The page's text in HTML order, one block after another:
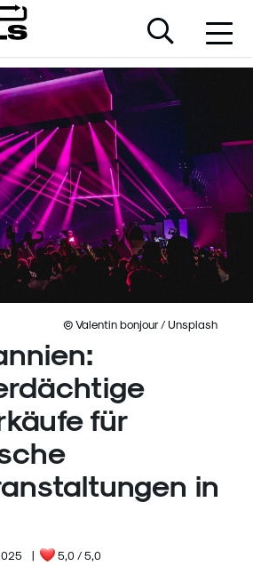
© Valentin bonjour / Unsplash
für
in
| 5,0 / 5,0